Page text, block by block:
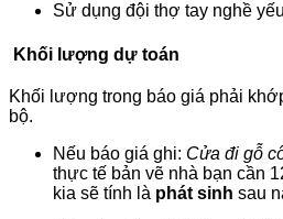
Sử dụng đội thợ tay nghề
Khối lượng dự toán
Khối lượng trong báo giá phải
bộ.
Nếu báo giá ghi: Cửa đi gỗ
thực tế bản vẽ nhà bạn cần
kia sẽ tính là phát sinh sau